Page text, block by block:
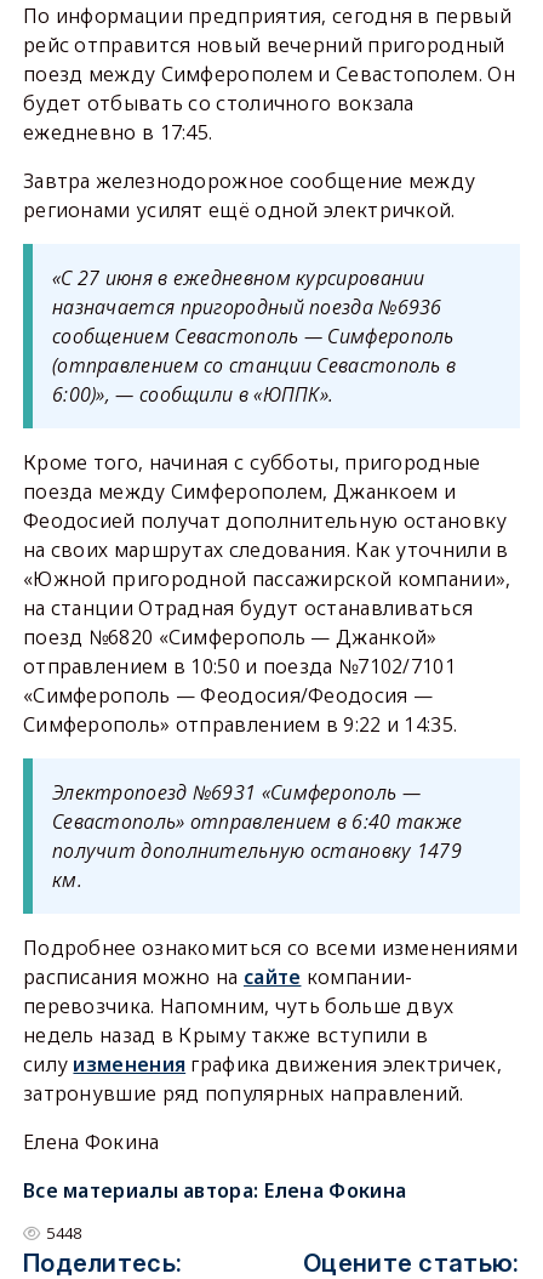
По информации предприятия, сегодня в первый
рейс отправится новый вечерний пригородный
поезд между Симферополем и Севастополем. Он
будет отбывать со столичного вокзала
ежедневно в 17:45.
Завтра железнодорожное сообщение между
регионами усилят ещё одной электричкой.
«С 27 июня в ежедневном курсировании
назначается пригородный поезда №6936
сообщением Севастополь — Симферополь
(отправлением со станции Севастополь в
6:00)», — сообщили в «ЮППК».
Кроме того, начиная с субботы, пригородные
поезда между Симферополем, Джанкоем и
Феодосией получат дополнительную остановку
на своих маршрутах следования. Как уточнили в
«Южной пригородной пассажирской компании»,
на станции Отрадная будут останавливаться
поезд №6820 «Симферополь — Джанкой»
отправлением в 10:50 и поезда №7102/7101
«Симферополь — Феодосия/Феодосия —
Симферополь» отправлением в 9:22 и 14:35.
Электропоезд №6931 «Симферополь —
Севастополь» отправлением в 6:40 также
получит дополнительную остановку 1479
км.
Подробнее ознакомиться со всеми изменениями
расписания можно на сайте компании-
перевозчика. Напомним, чуть больше двух
недель назад в Крыму также вступили в
силу изменения графика движения электричек,
затронувшие ряд популярных направлений.
Елена Фокина
Все материалы автора: Елена Фокина
5448
Поделитесь: Оцените статью: